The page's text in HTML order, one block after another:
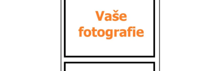
ZDRAVÉ PEČENÍ